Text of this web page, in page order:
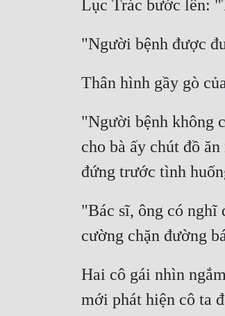
Lục Trác bước lên:
"Người bệnh được
Thân hình gầy gò
"Người bệnh không
cho bà ấy chút đồ
đứng trước tình
"Bác sĩ, ông có nghĩ
cường chặn đường
Hai cô gái nhìn
mới phát hiện cô ta